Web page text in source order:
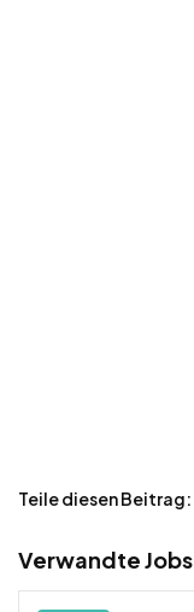
Teile diesen Beitrag:
Verwandte Jobs